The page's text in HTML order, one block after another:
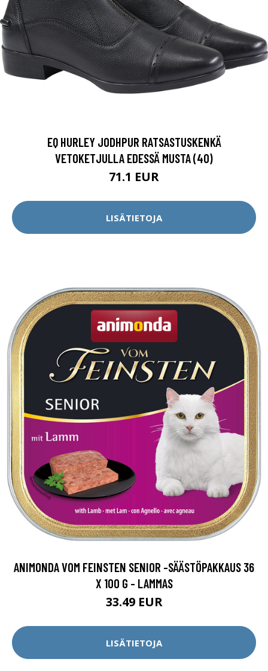
EQ HURLEY JODHPUR RATSASTUSKENKÄ
VETOKETJULLA EDESSÄ MUSTA (40)
71.1 EUR
LISÄTIETOJA
ANIMONDA VOM FEINSTEN SENIOR -SÄÄSTÖPAKKAUS 36
X 100 G - LAMMAS
33.49 EUR
LISÄTIETOJA